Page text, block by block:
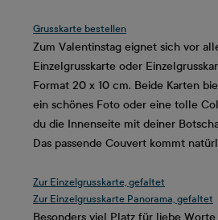
Grusskarte bestellen
Zum Valentinstag eignet sich vor
Einzelgrusskarte oder
Format 20 x 10 cm. Beide Karten
ein schönes Foto oder eine tolle
du die Innenseite mit deiner
Das passende Couvert kommt
Zur Einzelgrusskarte, gefaltet
Zur Einzelgrusskarte Panorama, gefaltet
Besonders viel Platz für liebe